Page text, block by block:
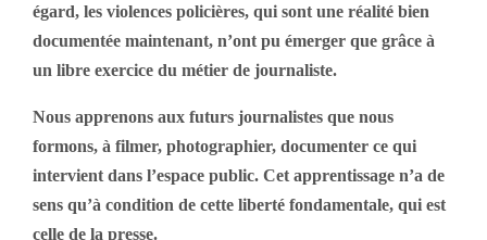
égard, les violences policières, qui sont une réalité bien
documentée maintenant, n’ont pu émerger que grâce à
un libre exercice du métier de journaliste.
Nous apprenons aux futurs journalistes que nous
formons, à filmer, photographier, documenter ce qui
intervient dans l’espace public. Cet apprentissage n’a de
sens qu’à condition de cette liberté fondamentale, qui est
celle de la presse.